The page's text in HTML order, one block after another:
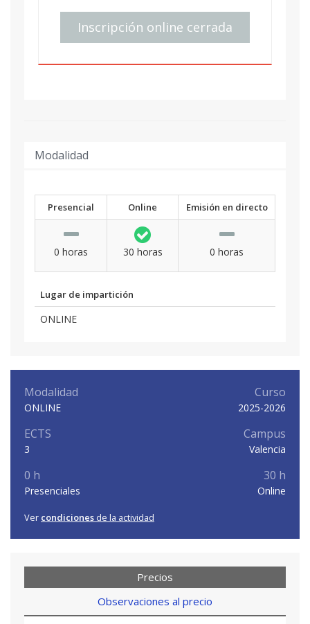
Inscripción online cerrada
Modalidad
Presencial Online Emisión en directo
0 horas 30 horas 0 horas
Lugar de impartición
ONLINE
Modalidad
ONLINE
Curso
2025-2026
ECTS
3
Campus
Valencia
0 h
Presenciales
30 h
Online
Ver condiciones de la actividad
Precios
Observaciones al precio